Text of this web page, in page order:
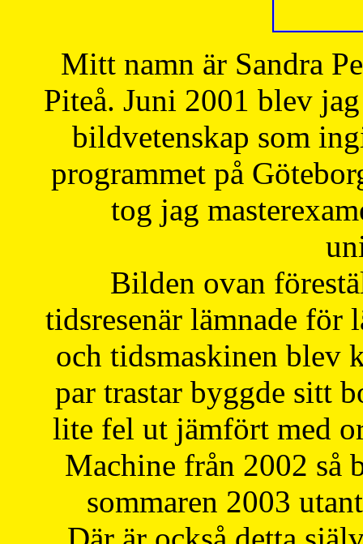
Mitt namn är Sandra
Piteå. Juni 2001 blev
bildvetenskap som
programmet på
tog jag
Bilden ovan
tidsresenär lämnade för
och tidsmaskinen blev
par trastar byggde sitt
lite fel ut jämfört med
Machine från 2002 så
sommaren 2003